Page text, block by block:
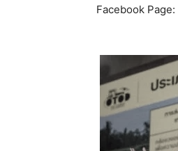
Facebook